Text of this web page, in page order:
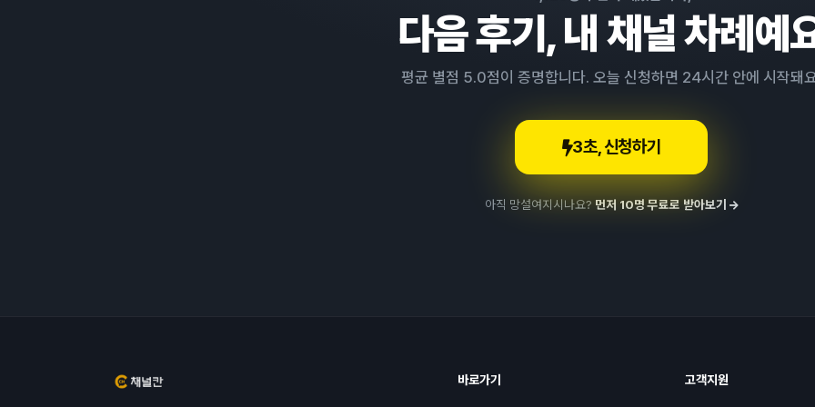
다음 후기, 내 채널 차례예
평균 별점 5.0점이 증명합니다. 오늘 신청하면 24시간 안에 시작돼
3초, 신청하기
아직 망설여지시나요? 먼저 10명 무료로 받아보기
바로가기 고객지원